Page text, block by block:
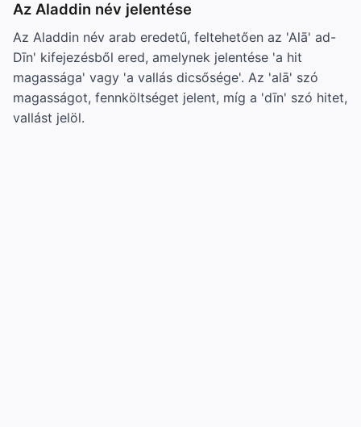
Az Aladdin név jelentése
Az Aladdin név arab eredetű, feltehetően az 'Alā' ad-
Dīn' kifejezésből ered, amelynek jelentése 'a hit
magassága' vagy 'a vallás dicsősége'. Az 'alā' szó
magasságot, fennköltséget jelent, míg a 'dīn' szó hitet,
vallást jelöl.